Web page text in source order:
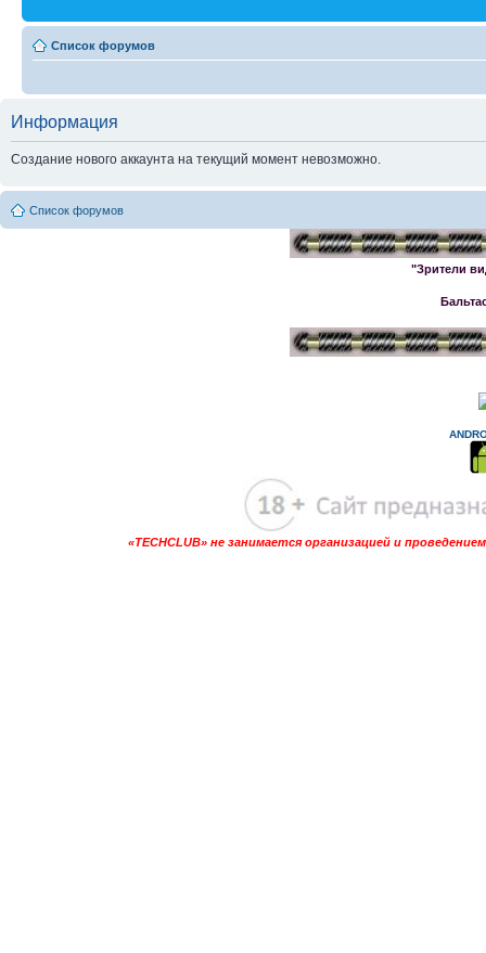
Список форумов
Информация
Создание нового аккаунта на текущий момент невозможно.
Список форумов
"Зрители
«TECHCLUB» не занимается организацией и